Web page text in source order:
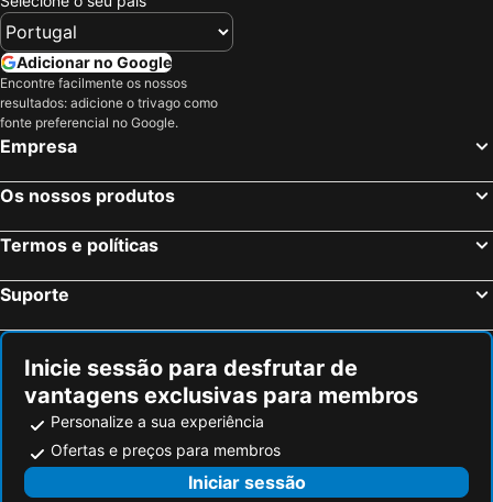
Adicionar no Google
Encontre facilmente os nossos
resultados: adicione o trivago como
fonte preferencial no Google.
Empresa
Os nossos produtos
Termos e políticas
Suporte
Inicie sessão para desfrutar de
vantagens exclusivas para membros
Personalize a sua experiência
Ofertas e preços para membros
Iniciar sessão